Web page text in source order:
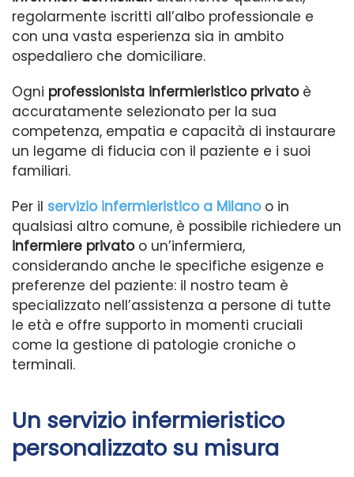
regolarmente iscritti all’albo professionale e
con una vasta esperienza sia in ambito
ospedaliero che domiciliare.
Ogni professionista infermieristico privatoè
accuratamente selezionato per la sua
competenza, empatia e capacità di instaurare
un legame di fiducia con il paziente e i suoi
familiari.
Per il servizio infermieristico a Milanoo in
qualsiasi altro comune, è possibile richiedere un
infermiere privatoo un’infermiera,
considerando anche le specifiche esigenze e
preferenze del paziente: il nostro team è
specializzato nell’assistenza a persone di tutte
le età e offre supporto in momenti cruciali
come la gestione di patologie croniche o
terminali.
Un servizio infermieristico
personalizzato su misura